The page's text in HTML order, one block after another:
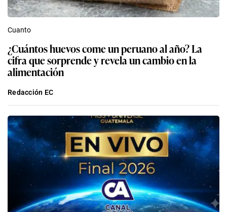
Cuanto
¿Cuántos huevos come un peruano al año? La
cifra que sorprende y revela un cambio en la
alimentación
Redacción EC